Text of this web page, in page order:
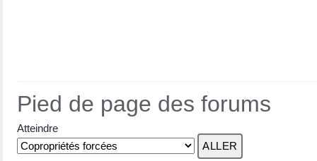
Pied de page des forums
Atteindre